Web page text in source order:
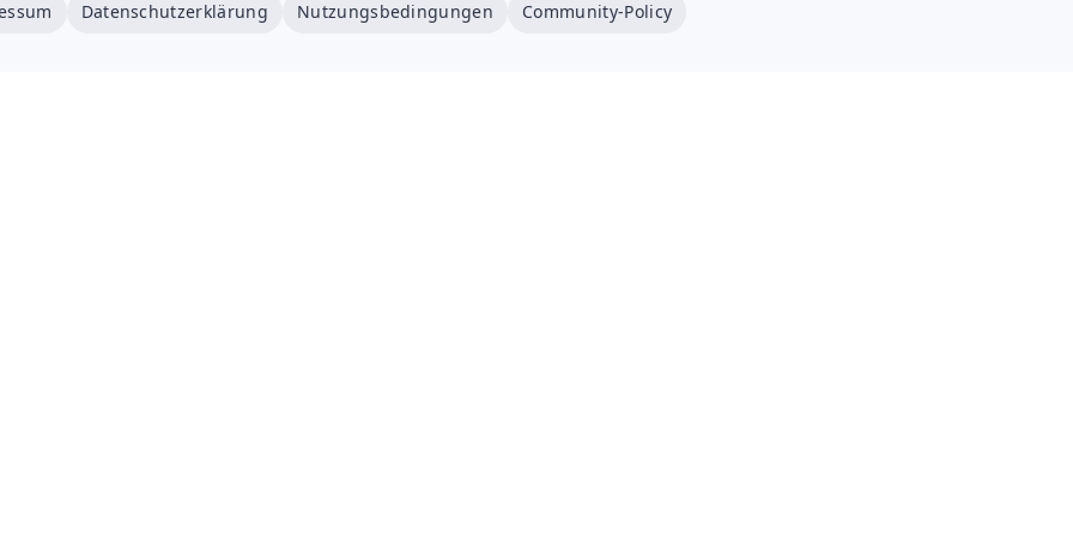
Datenschutzerklärung Nutzungsbedingungen Community-Policy